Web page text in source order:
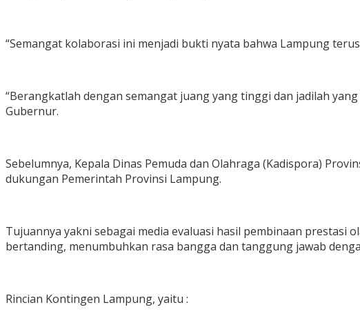
“Semangat kolaborasi ini menjadi bukti nyata bahwa Lampung
“Berangkatlah dengan semangat juang yang tinggi dan jadilah
Gubernur.
Sebelumnya, Kepala Dinas Pemuda dan Olahraga (Kadispora)
dukungan Pemerintah Provinsi Lampung.
Tujuannya yakni sebagai media evaluasi hasil pembinaan prestasi
bertanding, menumbuhkan rasa bangga dan tanggung jawab
Rincian Kontingen Lampung, yaitu :